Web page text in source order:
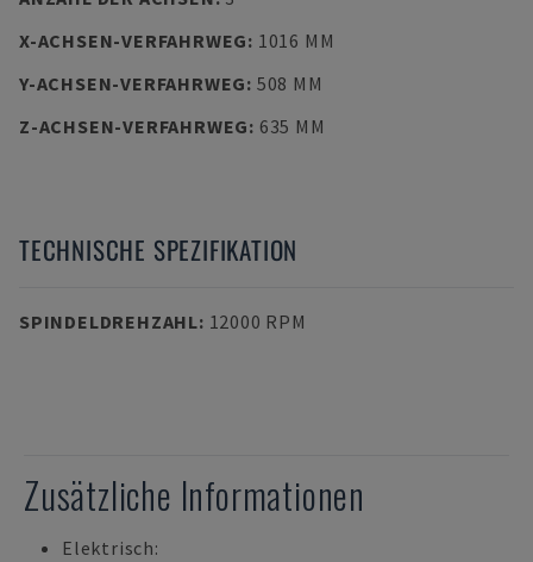
X-ACHSEN-VERFAHRWEG: 1016 MM
Y-ACHSEN-VERFAHRWEG: 508 MM
Z-ACHSEN-VERFAHRWEG: 635 MM
TECHNISCHE SPEZIFIKATION
SPINDELDREHZAHL: 12000 RPM
Zusätzliche Informationen
Elektrisch: